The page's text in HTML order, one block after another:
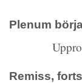
Plenum
Remiss,